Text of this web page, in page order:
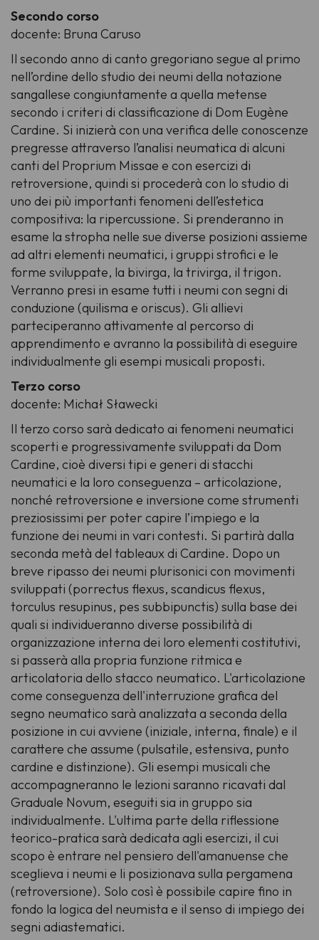
Secondo corso
docente: Bruna Caruso
Il secondo anno di canto gregoriano segue al primo
nell’ordine dello studio dei neumi della notazione
sangallese congiuntamente a quella metense
secondo i criteri di classificazione di Dom Eugène
Cardine. Si inizierà con una verifica delle conoscenze
pregresse attraverso l’analisi neumatica di alcuni
canti del Proprium Missae e con esercizi di
retroversione, quindi si procederà con lo studio di
uno dei più importanti fenomeni dell’estetica
compositiva: la ripercussione. Si prenderanno in
esame la stropha nelle sue diverse posizioni assieme
ad altri elementi neumatici, i gruppi strofici e le
forme sviluppate, la bivirga, la trivirga, il trigon.
Verranno presi in esame tutti i neumi con segni di
conduzione (quilisma e oriscus). Gli allievi
parteciperanno attivamente al percorso di
apprendimento e avranno la possibilità di eseguire
individualmente gli esempi musicali proposti.
Terzo corso
docente: Michał Sławecki
Il terzo corso sarà dedicato ai fenomeni neumatici
scoperti e progressivamente sviluppati da Dom
Cardine, cioè diversi tipi e generi di stacchi
neumatici e la loro conseguenza – articolazione,
nonché retroversione e inversione come strumenti
preziosissimi per poter capire l’impiego e la
funzione dei neumi in vari contesti. Si partirà dalla
seconda metà del tableauxdi Cardine. Dopo un
breve ripasso dei neumi plurisonici con movimenti
sviluppati (porrectus flexus, scandicus flexus,
torculus resupinus, pes subbipunctis) sulla base dei
quali si individueranno diverse possibilità di
organizzazione interna dei loro elementi costitutivi,
si passerà alla propria funzione ritmica e
articolatoria dello stacco neumatico. L'articolazione
come conseguenza dell'interruzione grafica del
segno neumatico sarà analizzata a seconda della
posizione in cui avviene (iniziale, interna, finale) e il
carattere che assume (pulsatile, estensiva, punto
cardine e distinzione). Gli esempi musicali che
accompagneranno le lezioni saranno ricavati dal
Graduale Novum, eseguiti sia in gruppo sia
individualmente. L'ultima parte della riflessione
teorico-pratica sarà dedicata agli esercizi, il cui
scopo è entrare nel pensiero dell'amanuense che
sceglieva i neumi e li posizionava sulla pergamena
(retroversione). Solo così è possibile capire fino in
fondo la logica del neumista e il senso di impiego dei
segni adiastematici.